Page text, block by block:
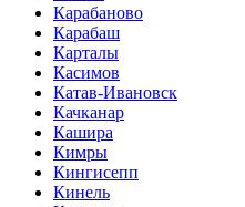
Карабаново
Карабаш
Карталы
Касимов
Катав-Ивановск
Качканар
Кашира
Кимры
Кингисепп
Кинель